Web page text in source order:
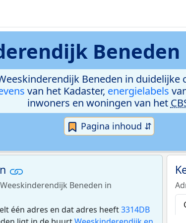
Beneden in duidelijke
van het Kadaster, energielabels
inwoners en woningen van het
Pagina inhoud ⇵
Beneden in
één adres en dat adres heeft3314DB